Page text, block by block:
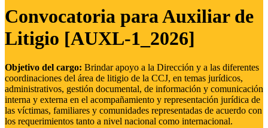
Convocatoria para Auxiliar de
Litigio [AUXL-1_2026]
Objetivo del cargo: Brindar apoyo a la Dirección y a las diferentes
coordinaciones del área de litigio de la CCJ, en temas jurídicos,
administrativos, gestión documental, de información y comunicación
interna y externa en el acompañamiento y representación jurídica de
las víctimas, familiares y comunidades representadas de acuerdo con
los requerimientos tanto a nivel nacional como internacional.